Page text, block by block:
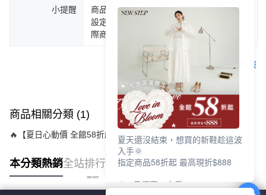
小提醒
商品圖片顏色會因拍攝燈光環境或個人螢幕
設定不同，而造成部份色差現象，顏色以實
際商品為主。
客服
商品相關分類 (1)
🔥【夏日心動價 全館58折起 】
本分類熱銷全站排行
夏天還沒結束，想買的新鞋趁這波
入手🌞
指定商品58折起 最高現折$888
🎉 8月優惠一次看